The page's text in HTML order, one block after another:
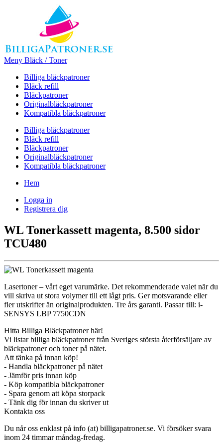
Meny Bläck / Toner
Billiga bläckpatroner
Bläck refill
Bläckpatroner
Originalbläckpatroner
Kompatibla bläckpatroner
Billiga bläckpatroner
Bläck refill
Bläckpatroner
Originalbläckpatroner
Kompatibla bläckpatroner
Hem
Logga in
Registrera dig
WL Tonerkassett magenta, 8.500 sidor
TCU480
Lasertoner – vårt eget varumärke. Det rekommenderade valet när du
vill skriva ut stora volymer till ett lågt pris. Ger motsvarande eller
fler utskrifter än originalprodukten. Tre års garanti. Passar till: i-
SENSYS LBP 7750CDN
Hitta Billiga Bläckpatroner här!
Vi listar billiga bläckpatroner från Sveriges största återförsäljare av
bläckpatroner och toner på nätet.
Att tänka på innan köp!
- Handla bläckpatroner på nätet
- Jämför pris innan köp
- Köp kompatibla bläckpatroner
- Spara genom att köpa storpack
- Tänk dig för innan du skriver ut
Kontakta oss
Du når oss enklast på info (at) billigapatroner.se. Vi försöker svara
inom 24 timmar måndag-fredag.